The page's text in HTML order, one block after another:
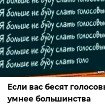
Если вас бесят
умнее большинства